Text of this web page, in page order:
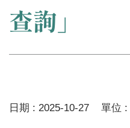
查詢」
日期 : 2025-10-27 單位 :